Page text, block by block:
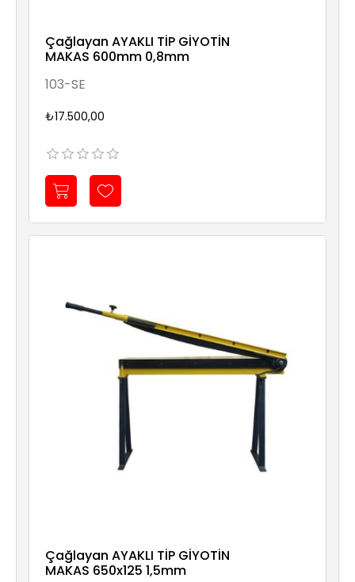
Çağlayan AYAKLI TİP GİYOTİN
MAKAS 600mm 0,8mm
103-SE
₺17.500,00
Çağlayan AYAKLI TİP GİYOTİN
MAKAS 650x125 1,5mm